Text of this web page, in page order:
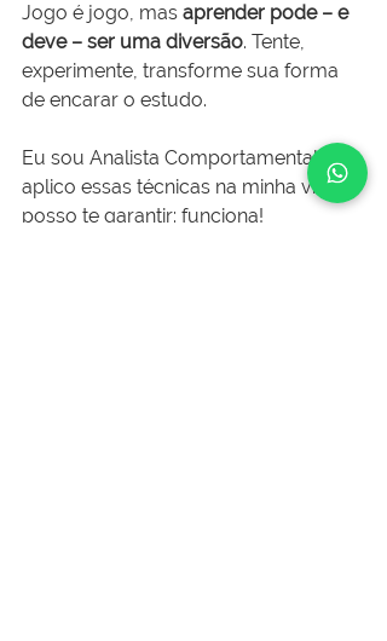
Jogo é jogo, mas aprender pode – e
deve – ser uma diversão. Tente,
experimente, transforme sua forma
de encarar o estudo.
Eu sou Analista Comportamental e
aplico essas técnicas na minha vida. E
posso te garantir: funciona!